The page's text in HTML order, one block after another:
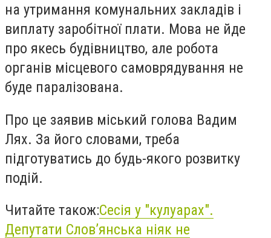
на утримання комунальних закладів і
виплату заробітної плати. Мова не йде
про якесь будівництво, але робота
органів місцевого самоврядування не
буде паралізована.
Про це заявив міський голова Вадим
Лях. За його словами, треба
підготуватись до будь-якого розвитку
подій.
Читайте також:Сесія у "кулуарах".
Депутати Слов’янська ніяк не